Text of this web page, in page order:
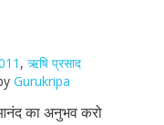
, ऋषि प्रसाद
Gurukripa
का अनुभव करो